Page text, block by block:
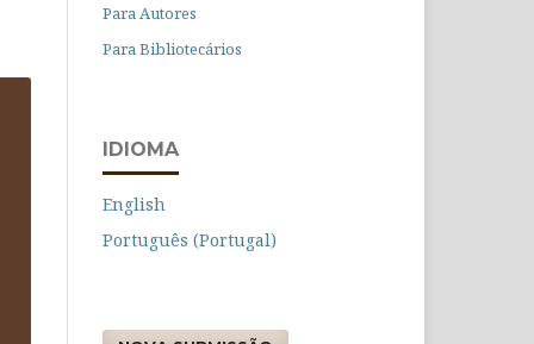
Para Autores
Para Bibliotecários
IDIOMA
English
Português (Portugal)